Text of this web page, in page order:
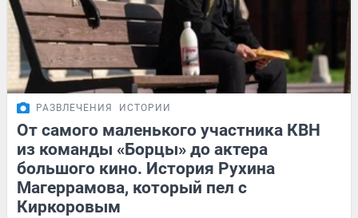
РАЗВЛЕЧЕНИЯ ИСТОРИИ
От самого маленького участника КВН
из команды «Борцы» до актера
большого кино. История Рухина
Магеррамова, который пел с
Киркоровым